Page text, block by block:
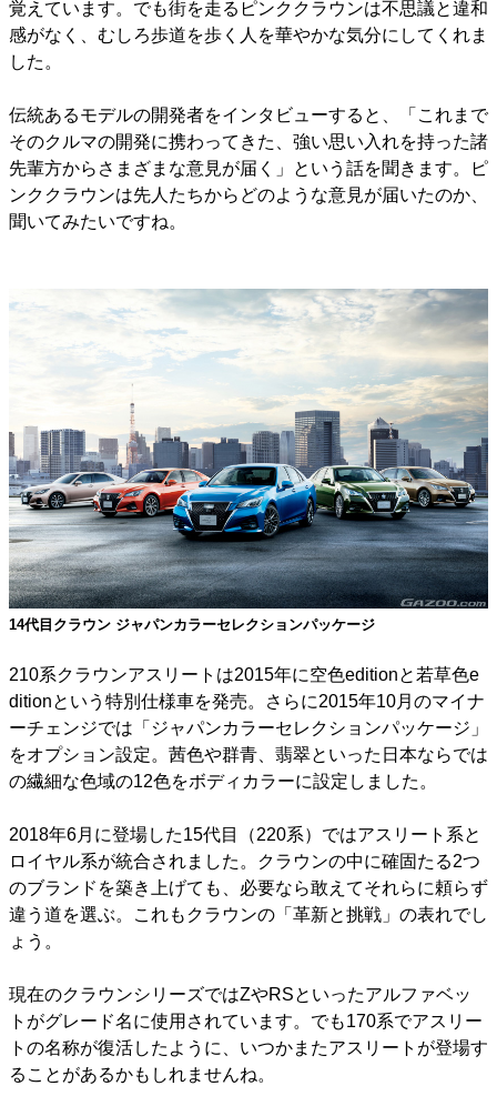
覚えています。でも街を走るピンククラウンは不思議と違和
感がなく、むしろ歩道を歩く人を華やかな気分にしてくれま
した。
伝統あるモデルの開発者をインタビューすると、「これまで
そのクルマの開発に携わってきた、強い思い入れを持った諸
先輩方からさまざまな意見が届く」という話を聞きます。ピ
ンククラウンは先人たちからどのような意見が届いたのか、
聞いてみたいですね。
14代目クラウン ジャパンカラーセレクションパッケージ
210系クラウンアスリートは2015年に空色editionと若草色e
ditionという特別仕様車を発売。さらに2015年10月のマイナ
ーチェンジでは「ジャパンカラーセレクションパッケージ」
をオプション設定。茜色や群青、翡翠といった日本ならでは
の繊細な色域の12色をボディカラーに設定しました。
2018年6月に登場した15代目（220系）ではアスリート系と
ロイヤル系が統合されました。クラウンの中に確固たる2つ
のブランドを築き上げても、必要なら敢えてそれらに頼らず
違う道を選ぶ。これもクラウンの「革新と挑戦」の表れでし
ょう。
現在のクラウンシリーズではZやRSといったアルファベッ
トがグレード名に使用されています。でも170系でアスリー
トの名称が復活したように、いつかまたアスリートが登場す
ることがあるかもしれませんね。